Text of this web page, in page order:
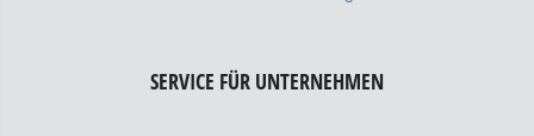
SERVICE FÜR UNTERNEHMEN